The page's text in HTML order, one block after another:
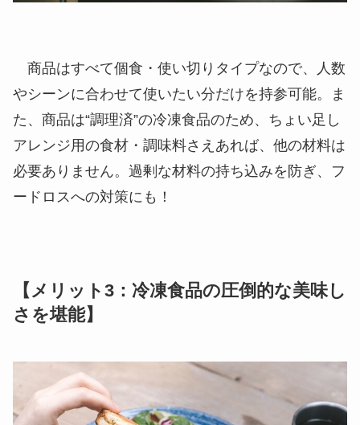
商品はすべて個食・使い切りタイプなので、人数
やシーンに合わせて使いたい分だけを持参可能。ま
た、商品は“調理済”の冷凍食品のため、ちょい足し
アレンジ用の食材・調味料さえあれば、他の材料は
必要ありません。 過剰な材料の持ち込みを防ぎ、フ
ードロスへの対策にも！
【メリット3：冷凍食品の圧倒的な美味し
さを堪能】